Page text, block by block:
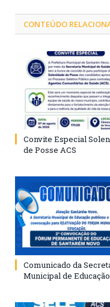
CONTEÚDO
Convite Especial
de Posse ACS
Comunicado da
Municipal de Educação